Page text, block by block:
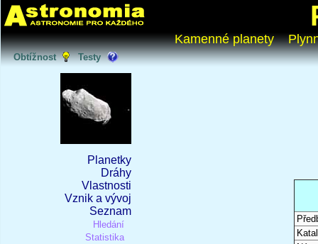
Kamenné planety
Obtížnost Testy
Planetky
Dráhy
Vlastnosti
Vznik a vývoj
Seznam
Hledání
Statistika